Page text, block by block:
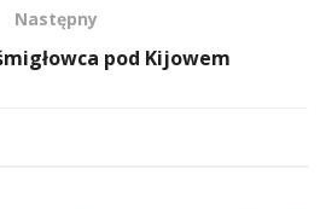
Następny
pod Kijowem